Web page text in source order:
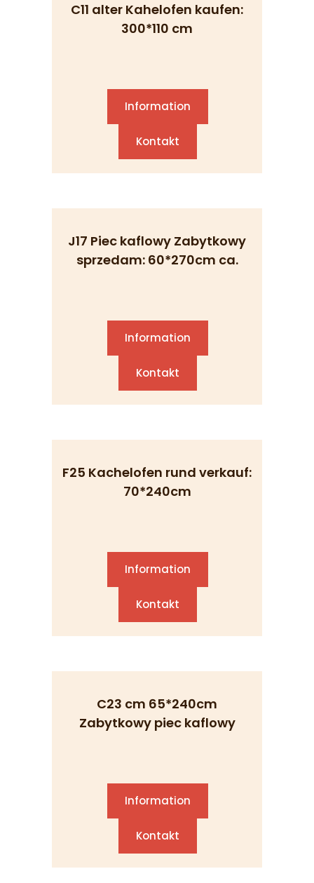
C11 alter Kahelofen kaufen:
300*110 cm
Information
Kontakt
J17 Piec kaflowy Zabytkowy
sprzedam: 60*270cm ca.
Information
Kontakt
F25 Kachelofen rund verkauf:
70*240cm
Information
Kontakt
C23 cm 65*240cm
Zabytkowy piec kaflowy
Information
Kontakt